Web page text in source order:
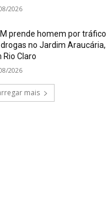
2026
prende homem por tráfico
no Jardim Araucária,
Rio Claro
2026
mais